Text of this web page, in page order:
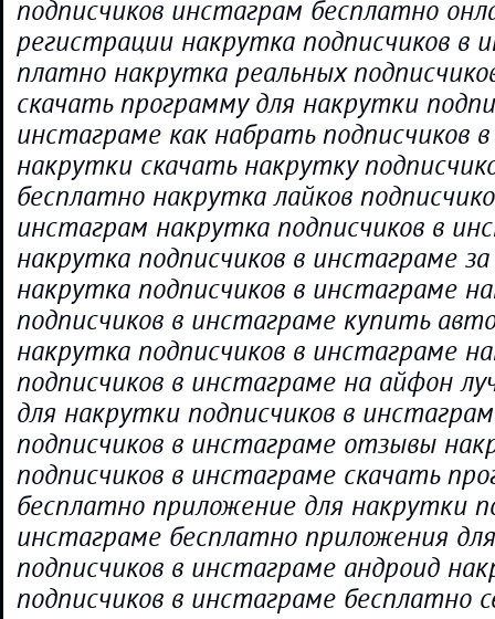
подписчиков инстаграм бесплатно
регистрации накрутка подписчиков в
платно накрутка реальных
скачать программу для накрутки
инстаграме как набрать подписчиков
накрутки скачать накрутку
бесплатно накрутка лайков
инстаграм накрутка подписчиков в
накрутка подписчиков в инстаграме
накрутка подписчиков в инстаграме
подписчиков в инстаграме купить
накрутка подписчиков в инстаграме
подписчиков в инстаграме на айфон
для накрутки подписчиков в
подписчиков в инстаграме отзывы
подписчиков в инстаграме скачать
бесплатно приложение для накрутки
инстаграме бесплатно приложения
подписчиков в инстаграме андроид
подписчиков в инстаграме бесплатно